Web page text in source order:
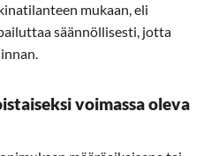
mukaan, eli
säännöllisesti, jotta
voimassa oleva